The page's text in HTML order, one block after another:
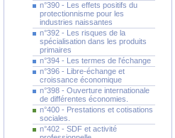
n°390 - Les effets positifs du
protectionnisme pour les
industries naissantes
n°392 - Les risques de la
spécialisation dans les produits
primaires
n°394 - Les termes de l'échange
n°396 - Libre-échange et
croissance économique
n°398 - Ouverture internationale
de différentes économies.
n°400 - Prestations et cotisations
sociales.
n°402 - SDF et activité